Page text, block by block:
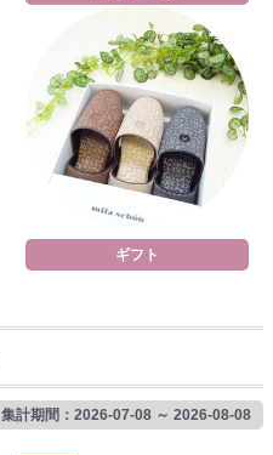
ギフト
集計期間：2026-07-08 ～ 2026-08-08